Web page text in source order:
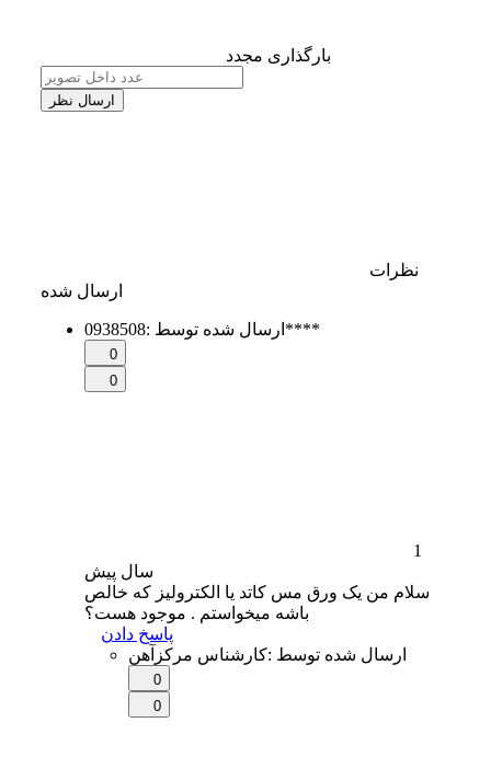
بارگذاری مجدد
ارسال نظر
نظرات
ارسال شده
ارسال شده توسط : 0938508****
0
0
1
سال پیش
سلام من یک ورق مس کاتد یا الکترولیز که خالص
باشه میخواستم . موجود هست؟
پاسخ دادن
ارسال شده توسط :کارشناس مرکزآهن
0
0